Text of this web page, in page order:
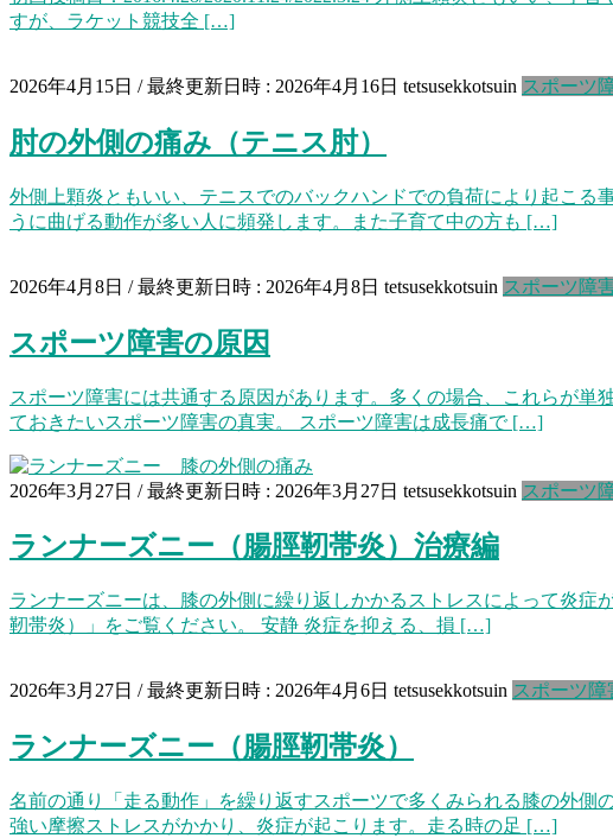
すが、ラケット競技全 […]
2026年4月15日 / 最終更新日時 : 2026年4月16日 tetsusekkotsuin スポーツ
肘の外側の痛み（テニス肘）
外側上顆炎ともいい、テニスでのバックハンドでの負荷により起こ
うに曲げる動作が多い人に頻発します。また子育て中の方も […]
2026年4月8日 / 最終更新日時 : 2026年4月8日 tetsusekkotsuin スポーツ障
スポーツ障害の原因
スポーツ障害には共通する原因があります。多くの場合、これらが
ておきたいスポーツ障害の真実。 スポーツ障害は成長痛で […]
2026年3月27日 / 最終更新日時 : 2026年3月27日 tetsusekkotsuin スポーツ
ランナーズニー（腸脛靭帯炎）治療編
ランナーズニーは、膝の外側に繰り返しかかるストレスによって炎
靭帯炎）」をご覧ください。 安静 炎症を抑える、損 […]
2026年3月27日 / 最終更新日時 : 2026年4月6日 tetsusekkotsuin スポーツ障
ランナーズニー（腸脛靭帯炎）
名前の通り「走る動作」を繰り返すスポーツで多くみられる膝の外
強い摩擦ストレスがかかり、炎症が起こります。走る時の足 […]